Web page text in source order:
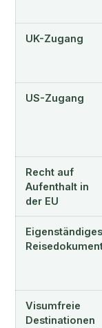
UK-Zugang
US-Zugang
Recht auf
Aufenthalt in
der EU
Eigenständiges
Visumfreie
Destinationen